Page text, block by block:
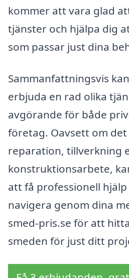
kommer att vara glad
tjänster och hjälpa dig
som passar just dina
Sammanfattningsvis
erbjuda en rad olika
avgörande för både
företag. Oavsett om
reparation, tillverkning
konstruktionsarbete,
att få professionell
navigera genom dina
smed-pris.se för att
smeden för just ditt